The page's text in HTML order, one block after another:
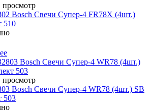
Bosch Свечи Супер-4 FR78Х (4шт.)
510
Bosch Свечи Супер-4 WR78 (4шт.) SB
503